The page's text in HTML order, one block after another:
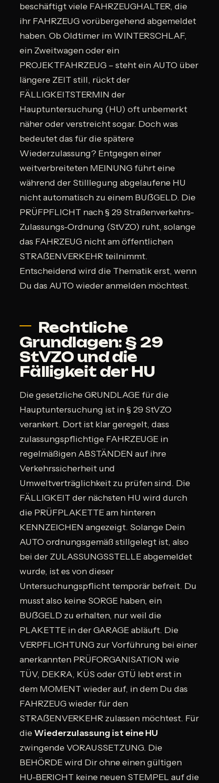
beschäftigt viele FAHRZEUGHALTER, die
ihr FAHRZEUG vorübergehend abgemeldet
haben. Ob Oldtimer im WINTERSCHLAF,
ein Zweitwagen oder ein
PROJEKTFAHRZEUG – steht ein AUTO über
längere ZEIT still, rückt der
FÄLLIGKEITSTERMIN der
Hauptuntersuchung (HU) oft unbemerkt
näher oder verstreicht sogar. Doch was
bedeutet das für die spätere
Wiederzulassung? Entgegen einer
weitverbreiteten MEINUNG führt eine
während der Stilllegung abgelaufene HU
nicht automatisch zu einem BUẞGELD. Die
PRÜFPFLICHT nach § 29 Straßenverkehrs-
Zulassungs-Ordnung (StVZO) ruht, solange
das FAHRZEUG nicht am öffentlichen
STRAẞENVERKEHR teilnimmt.
Entscheidend wird die Thematik erst, wenn
Du das AUTO wieder anmelden möchtest.
Rechtliche
Grundlagen: § 29
StVZO und die
Fälligkeit der HU
Die gesetzliche GRUNDLAGE für die
Hauptuntersuchung ist in § 29 StVZO
verankert. Dort ist klar geregelt, dass
zulassungspflichtige FAHRZEUGE in
regelmäßigen ABSTÄNDEN auf ihre
Verkehrssicherheit und
Umweltverträglichkeit zu prüfen sind. Die
FÄLLIGKEIT der nächsten HU wird durch
die PRÜFPLAKETTE am hinteren
KENNZEICHEN angezeigt. Solange Dein
AUTO ordnungsgemäß stillgelegt ist, also
bei der ZULASSUNGSSTELLE abgemeldet
wurde, ist es von dieser
Untersuchungspflicht temporär befreit. Du
musst also keine SORGE haben, ein
BUẞGELD zu erhalten, nur weil die
PLAKETTE in der GARAGE abläuft. Die
VERPFLICHTUNG zur Vorführung bei einer
anerkannten PRÜFORGANISATION wie
TÜV, DEKRA, KÜS oder GTÜ lebt erst in
dem MOMENT wieder auf, in dem Du das
FAHRZEUG wieder für den
STRAẞENVERKEHR zulassen möchtest. Für
dieWiederzulassung ist eine HU
zwingende VORAUSSETZUNG. Die
BEHÖRDE wird Dir ohne einen gültigen
HU-BERICHT keine neuen STEMPEL auf die